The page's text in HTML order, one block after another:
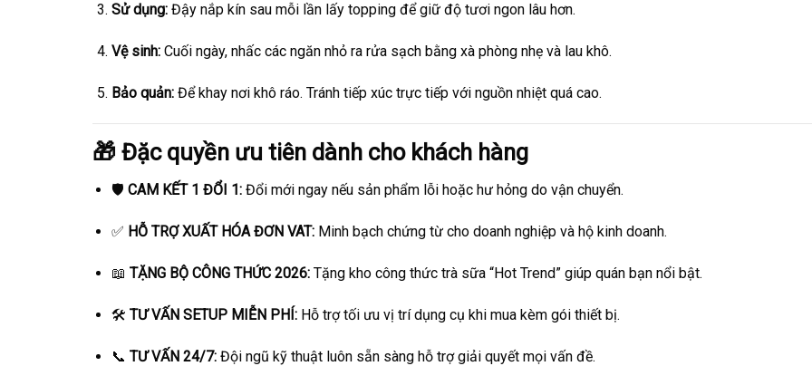
Sử dụng:Đậy nắp kín sau mỗi lần lấy topping để giữ độ tươi ngon lâu hơn.
Vệ sinh:Cuối ngày, nhấc các ngăn nhỏ ra rửa sạch bằng xà phòng nhẹ và lau khô.
Bảo quản:Để khay nơi khô ráo. Tránh tiếp xúc trực tiếp với nguồn nhiệt quá cao.
🎁 Đặc quyền ưu tiên dành cho khách hàng
🛡️ CAM KẾT 1 ĐỔI 1:Đổi mới ngay nếu sản phẩm lỗi hoặc hư hỏng do vận chuyển.
✅ HỖ TRỢ XUẤT HÓA ĐƠN VAT:Minh bạch chứng từ cho doanh nghiệp và hộ kinh doanh.
📖 TẶNG BỘ CÔNG THỨC 2026:Tặng kho công thức trà sữa “Hot Trend” giúp quán bạn nổi bật.
🛠️ TƯ VẤN SETUP MIỄN PHÍ:Hỗ trợ tối ưu vị trí dụng cụ khi mua kèm gói thiết bị.
📞 TƯ VẤN 24/7:Đội ngũ kỹ thuật luôn sẵn sàng hỗ trợ giải quyết mọi vấn đề.